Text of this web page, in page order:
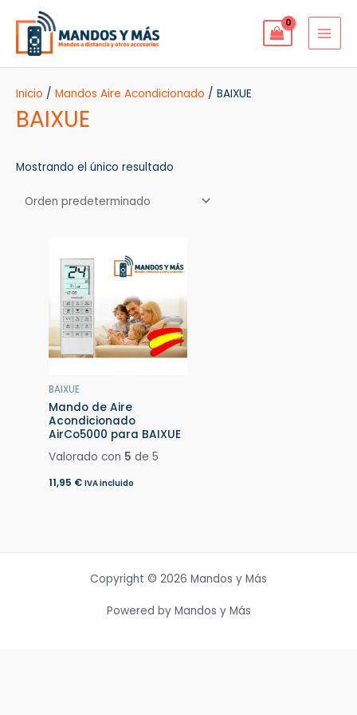
contenido
Inicio / Mandos Aire Acondicionado / BAIXUE
BAIXUE
Mostrando el único resultado
BAIXUE
Mando de Aire
Acondicionado
AirCo5000 para BAIXUE
Valorado con 5 de 5
11,95 € IVA incluido
Copyright © 2026 Mandos y Más
Powered by Mandos y Más